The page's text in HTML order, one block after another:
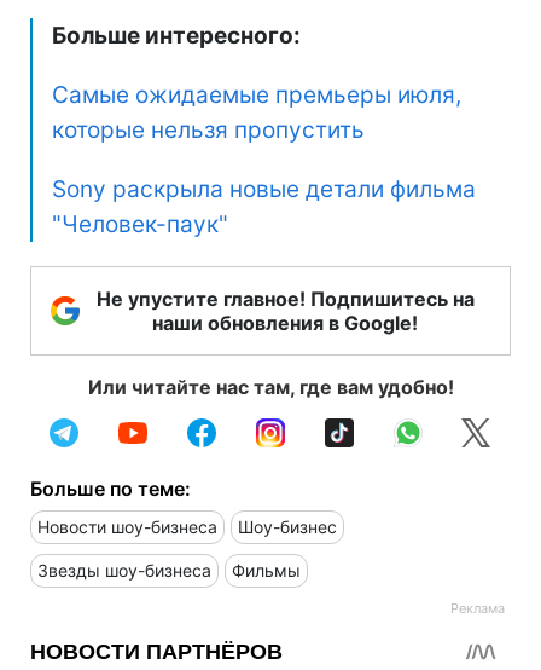
Больше интересного:
Самые ожидаемые премьеры июля,
которые нельзя пропустить
Sony раскрыла новые детали фильма
"Человек-паук"
Не упустите главное! Подпишитесь на
наши обновления в Google!
Или читайте нас там, где вам удобно!
Больше по теме:
Новости шоу-бизнеса Шоу-бизнес
Звезды шоу-бизнеса Фильмы